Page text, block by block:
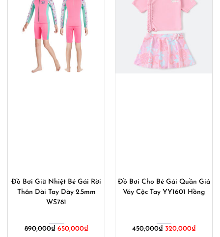
Đồ Bơi Giữ Nhiệt Bé Gái Rời
Thân Dài Tay Dày 2.5mm
WS781
890,000₫ Giá
650,000₫Giá
Đồ Bơi Cho Bé Gái Quần Giả
Váy Cộc Tay YY1601 Hồng
450,000₫ Giá
320,000₫Giá